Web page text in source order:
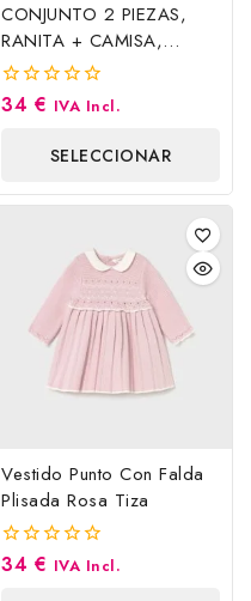
CONJUNTO 2 PIEZAS,
RANITA + CAMISA,
VERDE AGUA. BABY F.
0
34 € IVA Incl.
SELECCIONAR
OPCIONES
Vestido Punto Con Falda
Plisada Rosa Tiza
0
34 € IVA Incl.